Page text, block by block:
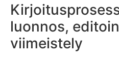
luonnos,
viimeistely